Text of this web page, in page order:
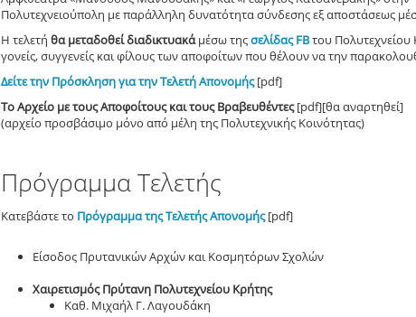
Πολυτεχνειούπολη με παράλληλη δυνατότητα σύνδεσης εξ αποστάσεως
Η τελετή θα μεταδοθεί διαδικτυακάμέσω τηςσελίδας FBτου Πολυτεχνείου
γονείς, συγγενείς και φίλους των αποφοίτων που θέλουν να την
Δείτε την Πρόσκληση για την Τελετή Απονομής[pdf]
Το Αρχείο με τους Αποφοίτους και τους Βραβευθέντες[pdf][θα αναρτηθεί]
(αρχείο προσβάσιμο μόνο από μέλη της Πολυτεχνικής Κοινότητας)
Πρόγραμμα Τελετής
Κατεβάστε το Πρόγραμμα της Τελετής Απονομής[pdf]
Είσοδος Πρυτανικών Αρχών και Κοσμητόρων Σχολών
Χαιρετισμός Πρύτανη Πολυτεχνείου Κρήτης
Καθ. Μιχαήλ Γ. Λαγουδάκη